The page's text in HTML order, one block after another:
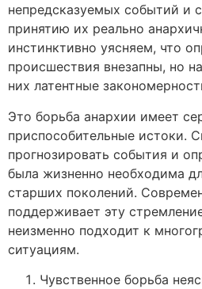
непредсказуемых событий и
принятию их реально
инстинктивно уясняем, что
происшествия внезапны, но
них латентные
Это борьба анархии имеет
приспособительные истоки.
прогнозировать события и
была жизненно необходима
старших поколений.
поддерживает эту
неизменно подходит к
ситуациям.
Чувственное борьба